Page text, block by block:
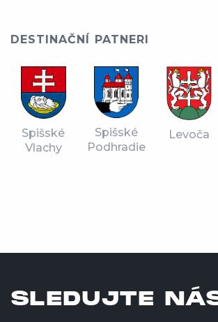
DESTINAČNÍ PATNERI
Spišské
Vlachy
Spišské
Podhradie
Levoča
SLEDUJTE